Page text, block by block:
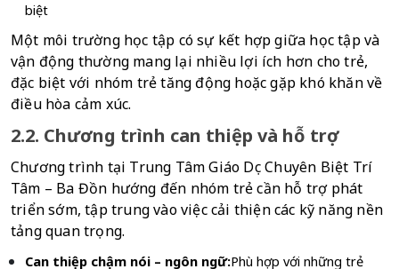
biệt
Một môi trường học tập có sự kết hợp giữa học tập và
vận động thường mang lại nhiều lợi ích hơn cho trẻ,
đặc biệt với nhóm trẻ tăng động hoặc gặp khó khăn về
điều hòa cảm xúc.
2.2. Chương trình can thiệp và hỗ trợ
Chương trình tại Trung Tâm Giáo Dục Chuyên Biệt Trí
Tâm – Ba Đồn hướng đến nhóm trẻ cần hỗ trợ phát
triển sớm, tập trung vào việc cải thiện các kỹ năng nền
tảng quan trọng.
Can thiệp chậm nói – ngôn ngữ:Phù hợp với những trẻ